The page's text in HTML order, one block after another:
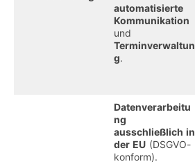
automatisierte
Kommunikation
und
Terminverwaltun
g.
Datenverarbeitu
ng
ausschließlich in
der EU(DSGVO-
konform).